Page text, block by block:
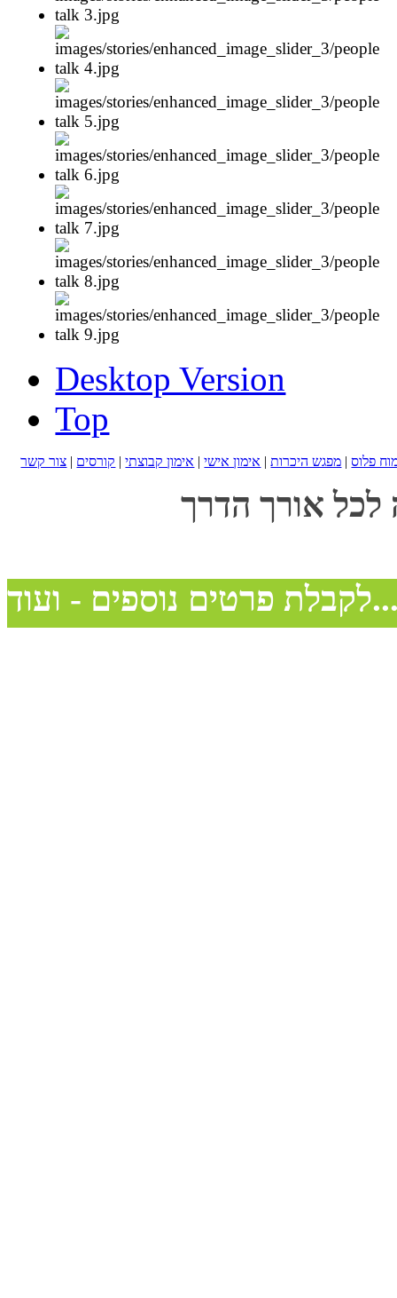
Desktop Version
Top
פלוס| מפגש היכרות| אימון אישי| אימון קבוצתי| קורסים | צור קשר
לכל אורך הדרך
נוספים - ועוד...